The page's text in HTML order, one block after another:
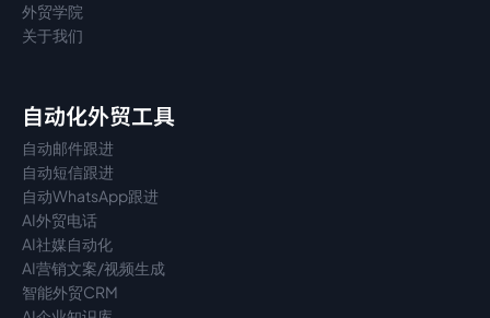
外贸学院
关于我们
自动化外贸工具
自动邮件跟进
自动短信跟进
自动WhatsApp跟进
AI外贸电话
AI社媒自动化
AI营销文案/视频生成
智能外贸CRM